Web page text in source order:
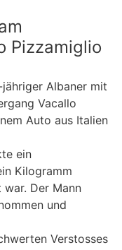
Pizzamiglio
Albaner mit
Vacallo
Auto aus Italien
ein
Kilogramm
Der Mann
und
Verstosses